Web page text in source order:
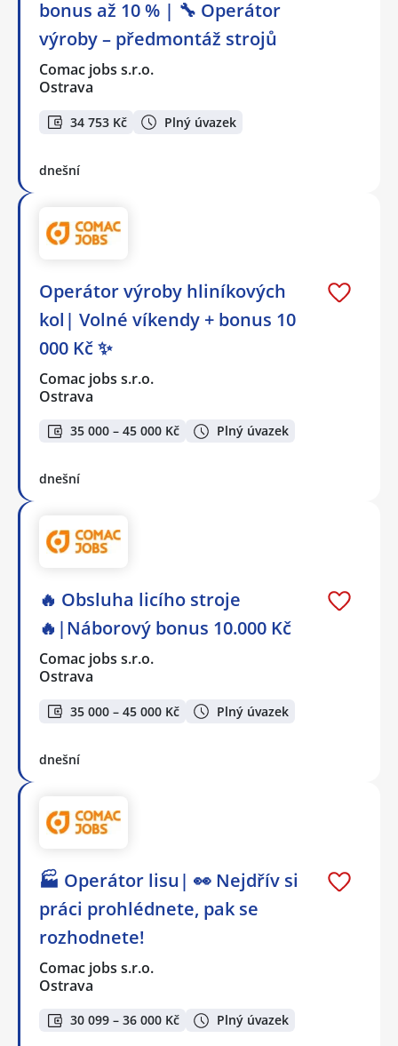
bonus až 10 % | 🔧 Operátor
výroby – předmontáž strojů
Comac jobs s.r.o.
Ostrava
34 753 Kč Plný úvazek
dnešní
Operátor výroby hliníkových
kol| Volné víkendy + bonus 10
000 Kč ✨
Comac jobs s.r.o.
Ostrava
35 000 – 45 000 Kč Plný úvazek
dnešní
🔥 Obsluha licího stroje
🔥|Náborový bonus 10.000 Kč
Comac jobs s.r.o.
Ostrava
35 000 – 45 000 Kč Plný úvazek
dnešní
🏭 Operátor lisu| 👀 Nejdřív si
práci prohlédnete, pak se
rozhodnete!
Comac jobs s.r.o.
Ostrava
30 099 – 36 000 Kč Plný úvazek